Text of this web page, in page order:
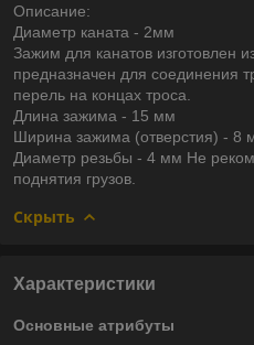
Описание:
Диаметр каната - 2мм
Зажим для канатов изготовлен
предназначен для соединения
перель на концах троса.
Длина зажима - 15 мм
Ширина зажима (отверстия) - 8
Диаметр резьбы - 4 мм Не
поднятия грузов.
Скрыть
Характеристики
Основные атрибуты